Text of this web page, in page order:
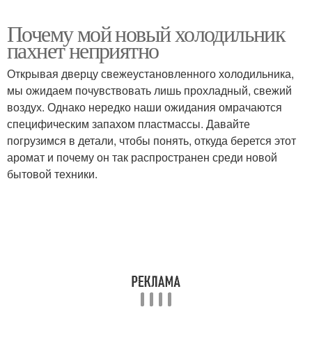
Почему мой новый холодильник
пахнет неприятно
Открывая дверцу свежеустановленного холодильника,
мы ожидаем почувствовать лишь прохладный, свежий
воздух. Однако нередко наши ожидания омрачаются
специфическим запахом пластмассы. Давайте
погрузимся в детали, чтобы понять, откуда берется этот
аромат и почему он так распространен среди новой
бытовой техники.